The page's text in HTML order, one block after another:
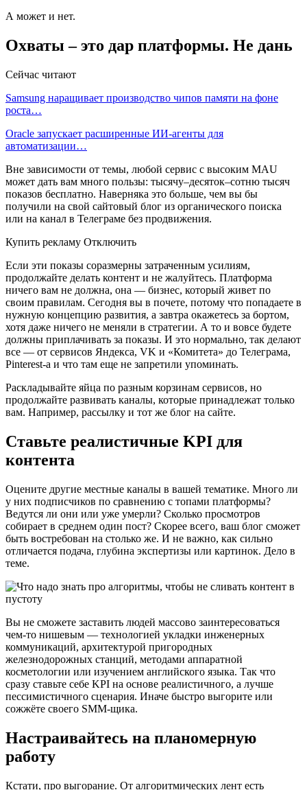
А может и нет.
Охваты – это дар платформы. Не дань
Сейчас читают
Samsung наращивает производство чипов памяти на фоне
роста…
Oracle запускает расширенные ИИ‑агенты для
автоматизации…
Вне зависимости от темы, любой сервис с высоким MAU
может дать вам много пользы: тысячу–десяток–сотню тысяч
показов бесплатно. Наверняка это больше, чем вы бы
получили на свой сайтовый блог из органического поиска
или на канал в Телеграме без продвижения.
Купить рекламу Отключить
Если эти показы соразмерны затраченным усилиям,
продолжайте делать контент и не жалуйтесь. Платформа
ничего вам не должна, она — бизнес, который живет по
своим правилам. Сегодня вы в почете, потому что попадаете в
нужную концепцию развития, а завтра окажетесь за бортом,
хотя даже ничего не меняли в стратегии. А то и вовсе будете
должны приплачивать за показы. И это нормально, так делают
все — от сервисов Яндекса, VK и «Комитета» до Телеграма,
Pinterest-а и что там еще не запретили упоминать.
Раскладывайте яйца по разным корзинам сервисов, но
продолжайте развивать каналы, которые принадлежат только
вам. Например, рассылку и тот же блог на сайте.
Ставьте реалистичные KPI для
контента
Оцените другие местные каналы в вашей тематике. Много ли
у них подписчиков по сравнению с топами платформы?
Ведутся ли они или уже умерли? Сколько просмотров
собирает в среднем один пост? Скорее всего, ваш блог сможет
быть востребован на столько же. И не важно, как сильно
отличается подача, глубина экспертизы или картинок. Дело в
теме.
Вы не сможете заставить людей массово заинтересоваться
чем-то нишевым — технологией укладки инженерных
коммуникаций, архитектурой пригородных
железнодорожных станций, методами аппаратной
косметологии или изучением английского языка. Так что
сразу ставьте себе KPI на основе реалистичного, а лучше
пессимистичного сценария. Иначе быстро выгорите или
сожжёте своего SMM-щика.
Настраивайтесь на планомерную
работу
Кстати, про выгорание. От алгоритмических лент есть